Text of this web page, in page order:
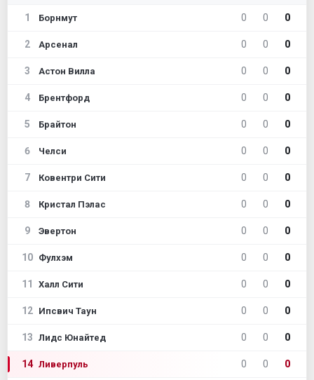
1 Борнмут 0 0 0
2 Арсенал 0 0 0
3 Астон Вилла 0 0 0
4 Брентфорд 0 0 0
5 Брайтон 0 0 0
6 Челси 0 0 0
7 Ковентри Сити 0 0 0
8 Кристал Пэлас 0 0 0
9 Эвертон 0 0 0
10 Фулхэм 0 0 0
11 Халл Сити 0 0 0
12 Ипсвич Таун 0 0 0
13 Лидс Юнайтед 0 0 0
14 Ливерпуль 0 0 0